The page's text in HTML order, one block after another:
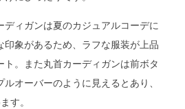
ディガンは夏のカジュアルコーデに
印象があるため、ラフな服装が上品
ト。また丸首カーディガンは前ボタ
オーバーのように見えるとあり、
す。